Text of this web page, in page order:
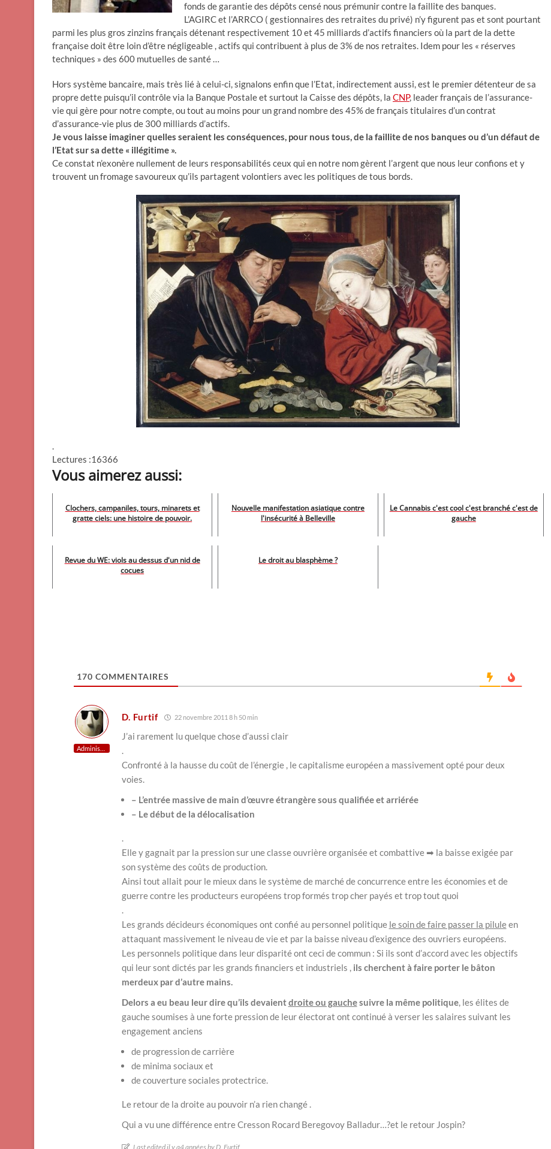
fonds de garantie des dépôts censé nous prémunir contre la faillite des banques.
L’AGIRC et l’ARRCO ( gestionnaires des retraites du privé) n’y figurent pas et sont pourtant
parmi les plus gros zinzins français détenant respectivement 10 et 45 milliards d’actifs financiers où la part de la dette
française doit être loin d’être négligeable , actifs qui contribuent à plus de 3% de nos retraites. Idem pour les « réserves
techniques » des 600 mutuelles de santé …
Hors système bancaire, mais très lié à celui-ci, signalons enfin que l’Etat, indirectement aussi, est le premier détenteur de sa
propre dette puisqu’il contrôle via la Banque Postale et surtout la Caisse des dépôts, la CNP, leader français de l’assurance-
vie qui gère pour notre compte, ou tout au moins pour un grand nombre des 45% de français titulaires d’un contrat
d’assurance-vie plus de 300 milliards d’actifs.
Je vous laisse imaginer quelles seraient les conséquences, pour nous tous, de la faillite de nos banques ou d’un défaut de
l’Etat sur sa dette « illégitime ».
Ce constat n’exonère nullement de leurs responsabilités ceux qui en notre nom gèrent l’argent que nous leur confions et y
trouvent un fromage savoureux qu’ils partagent volontiers avec les politiques de tous bords.
.
Lectures :16366
Vous aimerez aussi:
Clochers, campaniles, tours, minarets et
gratte ciels: une histoire de pouvoir.
Nouvelle manifestation asiatique contre
l'insécurité à Belleville
Le Cannabis c'est cool c'est branché c'est de
gauche
Revue du WE: viols au dessus d'un nid de
cocues
Le droit au blasphème ?
170 COMMENTAIRES
Administrateur
D. Furtif 22 novembre 2011 8 h 50 min
J’ai rarement lu quelque chose d’aussi clair
.
Confronté à la hausse du coût de l’énergie , le capitalisme européen a massivement opté pour deux
voies.
– L’entrée massive de main d’œuvre étrangère sous qualifiée et arriérée
– Le début de la délocalisation
.
Elle y gagnait par la pression sur une classe ouvrière organisée et combattive ➡ la baisse exigée par
son système des coûts de production.
Ainsi tout allait pour le mieux dans le système de marché de concurrence entre les économies et de
guerre contre les producteurs européens trop formés trop cher payés et trop tout quoi
.
Les grands décideurs économiques ont confié au personnel politique le soin de faire passer la piluleen
attaquant massivement le niveau de vie et par la baisse niveau d’exigence des ouvriers européens.
Les personnels politique dans leur disparité ont ceci de commun : Si ils sont d’accord avec les objectifs
qui leur sont dictés par les grands financiers et industriels , ils cherchent à faire porter le bâton
merdeux par d’autre mains.
Delors a eu beau leur dire qu’ils devaientdroite ou gauchesuivre la même politique, les élites de
gauche soumises à une forte pression de leur électorat ont continué à verser les salaires suivant les
engagement anciens
de progression de carrière
de minima sociaux et
de couverture sociales protectrice.
Le retour de la droite au pouvoir n’a rien changé .
Qui a vu une différence entre Cresson Rocard Beregovoy Balladur…?et le retour Jospin?
Last edited il y a4 années by D. Furtif